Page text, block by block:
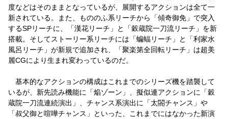
度などはそのままとなっているが、展開するアクションは全て一
新されている。また、もののふ系リーチから「傾奇御免」で突入
するSPリーチに、「漢花リーチ」と「穀蔵院一刀流リーチ」を新
搭載。そしてストーリー系リーチには「蝙蝠リーチ」と「利家水
風呂リーチ」が新規で追加され、「聚楽第全回転リーチ」は超美
麗CGにより生まれ変わっているのだ。
基本的なアクションの構成はこれまでのシリーズ機を踏襲して
いるが、新先読み機能に「焔ゾーン」、擬似連アクションに「穀
蔵院一刀流連続演出」、チャンス系演出に「太閤チャンス」や
「叔父御と喧嘩チャンス」といった、これまでにはなかった新演